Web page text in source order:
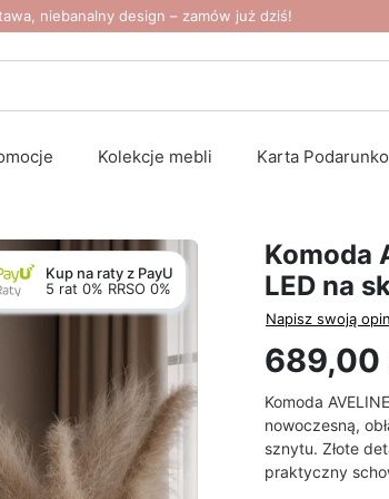
niebanalny design – zamów już dziś!
Kolekcje mebli Karta
Kup na raty z PayU
5 rat 0% RRSO 0%
Komoda
LED na
Napisz swoją
689,00
Komoda
nowoczesną,
sznytu. Złote
praktyczny